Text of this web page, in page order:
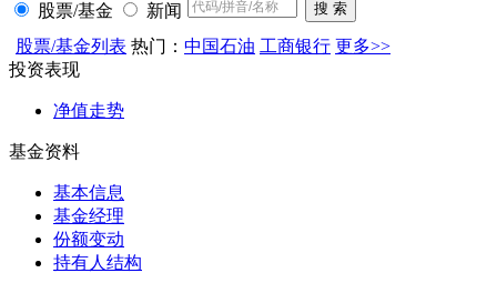
股票/基金
新闻
股票/基金列表 热门： 中国石油 工商银行 更多>>
投资表现
净值走势
基金资料
基本信息
基金经理
份额变动
持有人结构